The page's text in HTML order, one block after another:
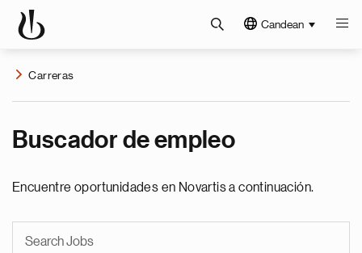
Candean
Carreras
Buscador de empleo
Encuentre oportunidades en Novartis a continuación.